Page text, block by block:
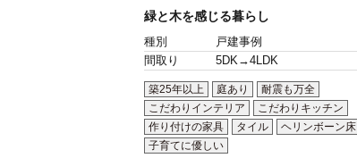
緑と木を感じる暮らし
種別
戸建事例
間取り
5DK→4LDK
築25年以上 庭あり
耐震も万全
こだわりインテリア
こだわりキッチン
作り付けの家具
タイル
ヘリンボーン床
子育てに優しい